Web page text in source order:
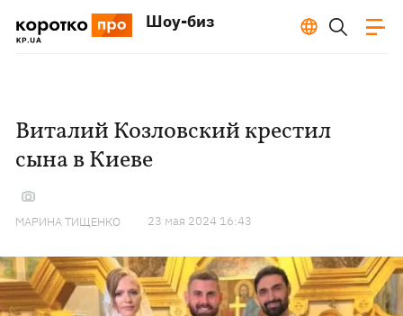
Шоу-биз
Виталий Козловский крестил
сына в Киеве
МАРИНА ТИЩЕНКО 23 мая 2024 16:43